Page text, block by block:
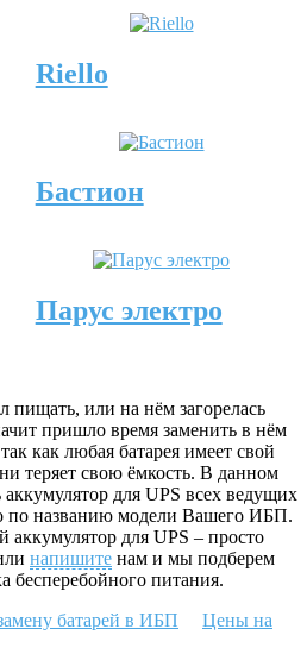
Riello
Бастион
Парус электро
или на нём загорелась
пришло время заменить в нём
как любая батарея имеет свой
теряет свою ёмкость. В данном
для UPS всех ведущих
по названию модели Вашего ИБП.
для UPS – просто
напишите нам и мы подберем
бесперебойного питания.
батарей в ИБП
Цены на